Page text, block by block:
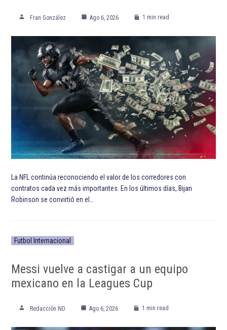
Fran González Ago 6, 2026 1 min read
La NFL continúa reconociendo el valor de los corredores con
contratos cada vez más importantes. En los últimos días, Bijan
Robinson se convirtió en el…
Futbol Internacional
Messi vuelve a castigar a un equipo
mexicano en la Leagues Cup
Redacción ND Ago 6, 2026 1 min read